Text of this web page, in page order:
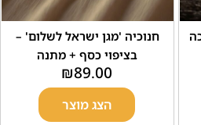
חנוכיה 'מגן ישראל לשלום' –
בציפוי כסף + מתנה
₪
הצג מוצר